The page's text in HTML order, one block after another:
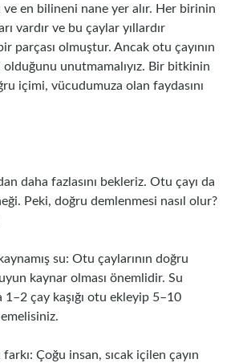
ve en bilineni nane yer alır. Her birinin
vardır ve bu çaylar yıllardır
parçası olmuştur. Ancak otu çayının
unutmamalıyız. Bir bitkinin
içimi, vücudumuza olan faydasını
daha fazlasını bekleriz. Otu çayı da
Peki, doğru demlenmesi nasıl olur?
su: Otu çaylarının doğru
kaynar olması önemlidir. Su
1–2 çay kaşığı otu ekleyip 5–10
farkı: Çoğu insan, sıcak içilen çayın